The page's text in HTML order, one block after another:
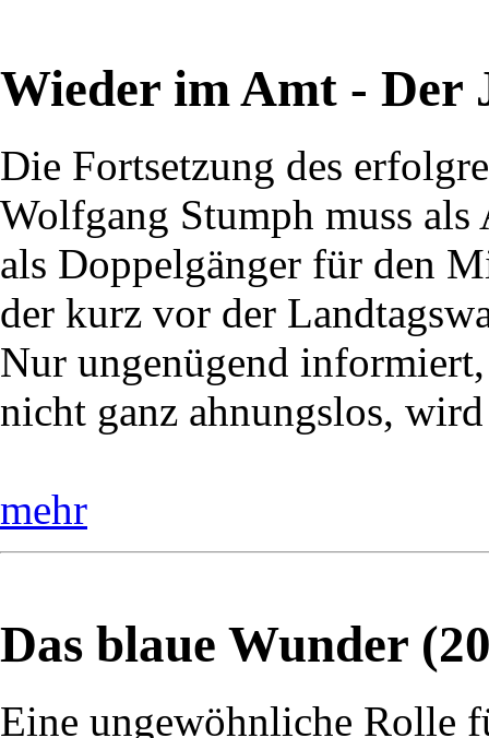
Wieder im Amt - Der
Die Fortsetzung des
Wolfgang Stumph muss
als Doppelgänger für den
der kurz vor der
Nur ungenügend
nicht ganz ahnungslos,
mehr
Das blaue Wunder
Eine ungewöhnliche Rolle